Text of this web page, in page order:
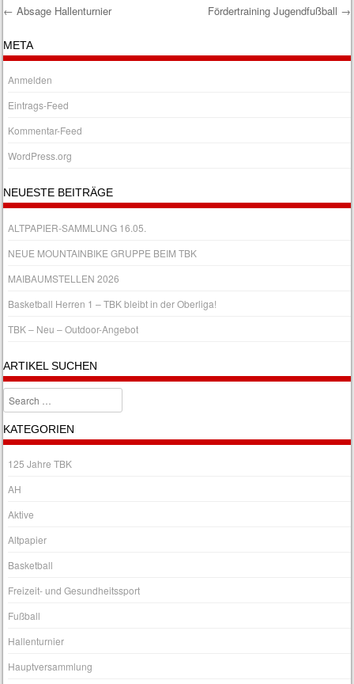
Post navigation
← Absage Hallenturnier Fördertraining Jugendfußball →
META
Anmelden
Eintrags-Feed
Kommentar-Feed
WordPress.org
NEUESTE BEITRÄGE
ALTPAPIER-SAMMLUNG 16.05.
NEUE MOUNTAINBIKE GRUPPE BEIM TBK
MAIBAUMSTELLEN 2026
Basketball Herren 1 – TBK bleibt in der Oberliga!
TBK – Neu – Outdoor-Angebot
ARTIKEL SUCHEN
Search
KATEGORIEN
125 Jahre TBK
AH
Aktive
Altpapier
Basketball
Freizeit- und Gesundheitssport
Fußball
Hallenturnier
Hauptversammlung